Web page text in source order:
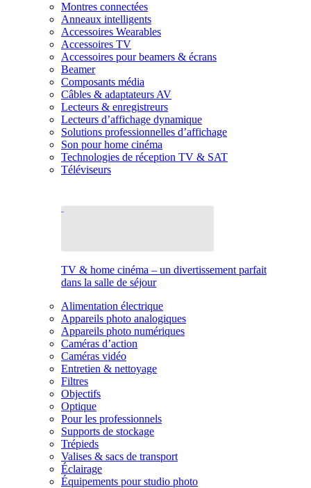
Montres connectées
Anneaux intelligents
Accessoires Wearables
Accessoires TV
Accessoires pour beamers & écrans
Beamer
Composants média
Câbles & adaptateurs AV
Lecteurs & enregistreurs
Lecteurs d’affichage dynamique
Solutions professionnelles d’affichage
Son pour home cinéma
Technologies de réception TV & SAT
Téléviseurs
TV & home cinéma – un divertissement parfait
dans la salle de séjour
Alimentation électrique
Appareils photo analogiques
Appareils photo numériques
Caméras d’action
Caméras vidéo
Entretien & nettoyage
Filtres
Objectifs
Optique
Pour les professionnels
Supports de stockage
Trépieds
Valises & sacs de transport
Éclairage
Équipements pour studio photo